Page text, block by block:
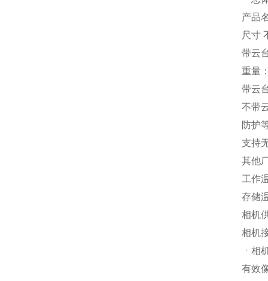
产品
尺寸
带云
重量
带云
不带
防护
支持
其他
工作
存储
相机
相机
ㆍ相
有效